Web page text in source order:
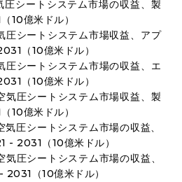
シートシステム市場の収益、製
10億米ドル）
圧シートシステム市場収益、アプ
（10億米ドル）
シートシステム市場の収益、エ
（10億米ドル）
圧シートシステム市場収益、製
10億米ドル）
圧シートシステム市場の収益、
- 2031（10億米ドル）
圧シートシステム市場の収益、
（10億米ドル）